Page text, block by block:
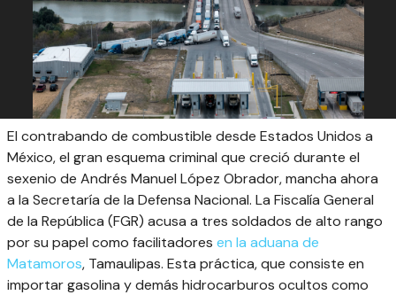
El contrabando de combustible desde Estados Unidos a
México, el gran esquema criminal que creció durante el
sexenio de Andrés Manuel López Obrador, mancha ahora
a la Secretaría de la Defensa Nacional. La Fiscalía General
de la República (FGR) acusa a tres soldados de alto rango
por su papel como facilitadores en la aduana de
Matamoros, Tamaulipas. Esta práctica, que consiste en
importar gasolina y demás hidrocarburos ocultos como